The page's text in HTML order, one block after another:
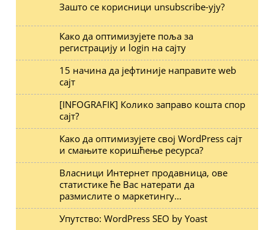
Зашто се корисници unsubscribe-ују?
Како да оптимизујете поља за
регистрацију и login на сајту
15 начина да јефтиније направите web
сајт
[INFOGRAFIK] Колико заправо кошта спор
сајт?
Како да оптимизујете свој WordPress сајт
и смањите коришћење ресурса?
Власници Интернет продавница, ове
статистике ће Вас натерати да
размислите о маркетингу…
Упутство: WordPress SEO by Yoast